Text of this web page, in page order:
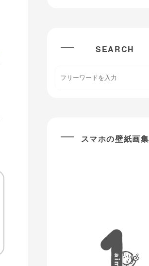
SEARCH
スマホの壁紙画集